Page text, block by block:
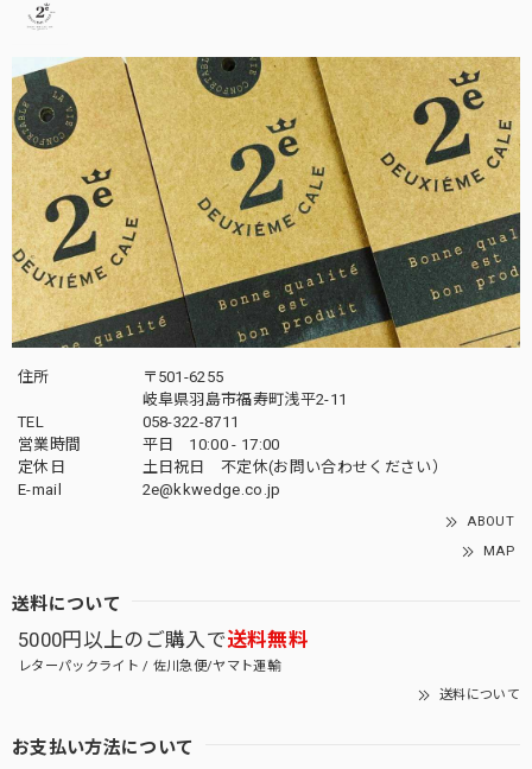
住所
〒501-6255
岐阜県羽島市福寿町浅平2-11
TEL
058-322-8711
営業時間
平日 10:00 - 17:00
定休日
土日祝日 不定休(お問い合わせください）
E-mail
2e@kkwedge.co.jp
ABOUT
MAP
送料について
5000円以上のご購入で送料無料
レターパックライト / 佐川急便/ヤマト運輸
送料について
お支払い方法について